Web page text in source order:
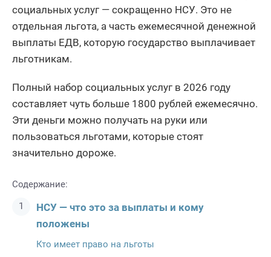
социальных услуг — сокращенно НСУ. Это не
отдельная льгота, а часть ежемесячной денежной
выплаты ЕДВ, которую государство выплачивает
льготникам.
Полный набор социальных услуг в 2026 году
составляет чуть больше 1800 рублей ежемесячно.
Эти деньги можно получать на руки или
пользоваться льготами, которые стоят
значительно дороже.
Содержание:
НСУ — что это за выплаты и кому
положены
Кто имеет право на льготы